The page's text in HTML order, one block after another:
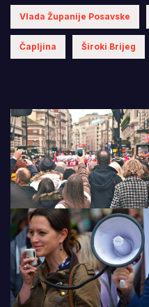
Vlada Županije Posavske
Čapljina Široki Brijeg